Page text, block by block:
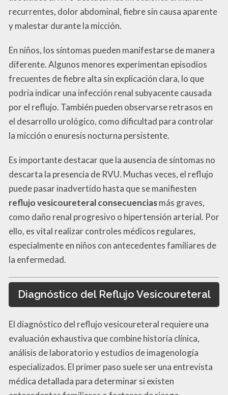
recurrentes, dolor abdominal, fiebre sin causa aparente
y malestar durante la micción.
En niños, los síntomas pueden manifestarse de manera
diferente. Algunos menores experimentan episodios
frecuentes de fiebre alta sin explicación clara, lo que
podría indicar una infección renal subyacente causada
por el reflujo. También pueden observarse retrasos en
el desarrollo urológico, como dificultad para controlar
la micción o enuresis nocturna persistente.
Es importante destacar que la ausencia de síntomas no
descarta la presencia de RVU. Muchas veces, el reflujo
puede pasar inadvertido hasta que se manifiesten
reflujo vesicoureteral consecuenciasmás graves,
como daño renal progresivo o hipertensión arterial. Por
ello, es vital realizar controles médicos regulares,
especialmente en niños con antecedentes familiares de
la enfermedad.
Diagnóstico del Reflujo Vesicoureteral
El diagnóstico del reflujo vesicoureteral requiere una
evaluación exhaustiva que combine historia clínica,
análisis de laboratorio y estudios de imagenología
especializados. El primer paso suele ser una entrevista
médica detallada para determinar si existen